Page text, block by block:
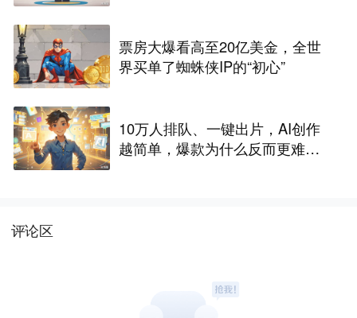
票房大爆看高至20亿美金，全世
界买单了蜘蛛侠IP的“初心”
10万人排队、一键出片，AI创作
越简单，爆款为什么反而更难做
评论区